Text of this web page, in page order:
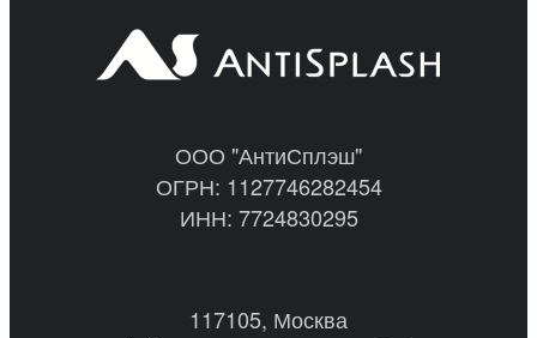
ООО "АнтиСплэш"
ОГРН: 1127746282454
ИНН: 7724830295
117105, Москва